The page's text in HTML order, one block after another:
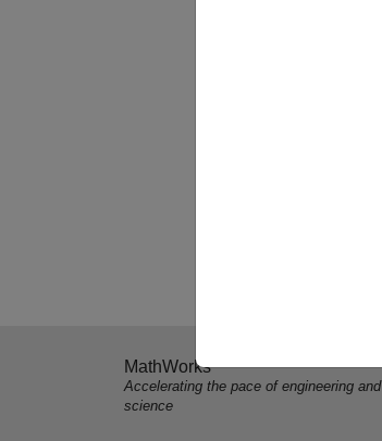
MathWorks
Accelerating the pace of engineering and
science